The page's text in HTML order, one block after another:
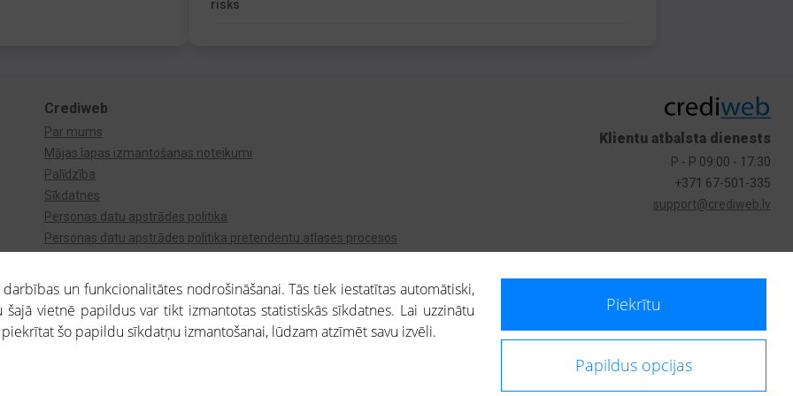
risks
Crediweb
Par mums
Mājas lapas izmantošanas noteikumi
Palīdzība
Sīkdatnes
Personas datu apstrādes politika
Personas datu apstrādes politika pretendentu atlases procesos
Klientu atbalsta dienests
P - P 09:00 - 17:30
+371 67-501-335
support@crediweb.lv
ietvaros saņemtajai informācijai ir uzziņas raksturs, un tai nav juridiska spēka. Portāla lietotājs, izmantojot portālā saņemto informāciju, ir atbildīgs par fizisko
un funkcionalitātes nodrošināšanai. Tās tiek iestatītas automātiski,
vietnē papildus var tikt izmantotas statistiskās sīkdatnes. Lai uzzinātu
piekrītat šo papildu sīkdatņu izmantošanai, lūdzam atzīmēt savu izvēli.
Piekrītu
Papildus opcijas